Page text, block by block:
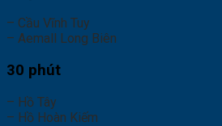
– Cầu Vĩnh Tuy
– Aemall Long Biên
30 phút
– Hồ Tây
– Hồ Hoàn Kiếm